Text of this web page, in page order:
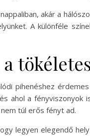
akár a
A különféle
pihenéshez
ahol a
túl erős fényt ad.
legyen elegendő